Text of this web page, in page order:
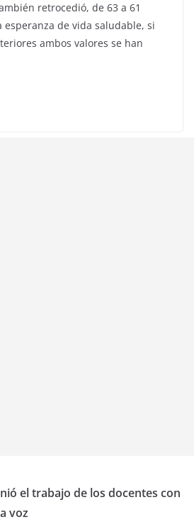
retrocedió, de 63 a 61
esperanza de vida saludable, si
ambos valores se han
el trabajo de los docentes con
voz